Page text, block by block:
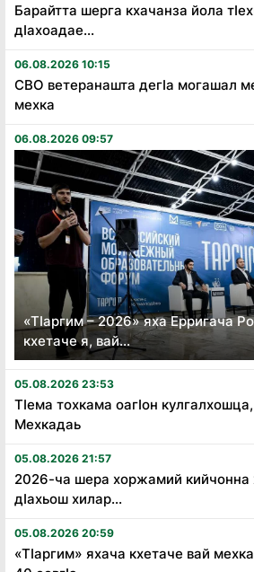
Барайтта шерга кхачанза йола
дӏахоадае...
06.08.2026 10:15
СВО ветеранашта дегӏа могашал
мехка
06.08.2026 09:57
«Тӏаргим – 2026» яха Ерригача
кхетаче я, вай...
05.08.2026 23:53
Тӏема тохкама оагӏон
Мехкадаь
05.08.2026 21:57
2026-ча шера хоржамий кийчонна
дӏахьош хилар...
05.08.2026 20:59
«Тӏаргим» яхача кхетаче вай